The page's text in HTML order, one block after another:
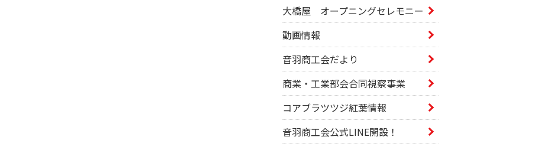
大橋屋 オープニングセレモニー
動画情報
音羽商工会だより
商業・工業部会合同視察事業
コアブラツツジ紅葉情報
音羽商工会公式LINE開設！